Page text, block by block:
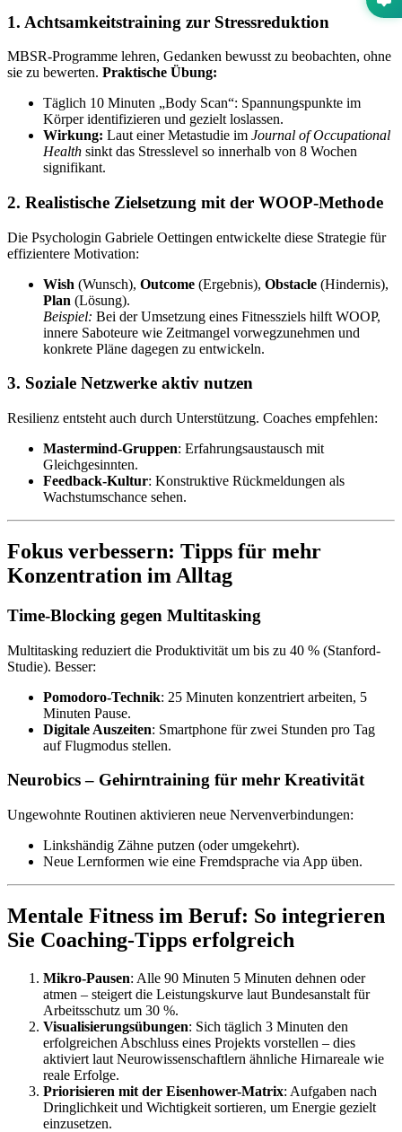
1. Achtsamkeitstraining zur Stressreduktion
MBSR-Programme lehren, Gedanken bewusst zu beobachten, ohne
sie zu bewerten. Praktische Übung:
Täglich 10 Minuten „Body Scan“: Spannungspunkte im
Körper identifizieren und gezielt loslassen.
Wirkung: Laut einer Metastudie im Journal of Occupational
Health sinkt das Stresslevel so innerhalb von 8 Wochen
signifikant.
2. Realistische Zielsetzung mit der WOOP-Methode
Die Psychologin Gabriele Oettingen entwickelte diese Strategie für
effizientere Motivation:
Wish (Wunsch), Outcome (Ergebnis), Obstacle (Hindernis),
Plan (Lösung).
Beispiel: Bei der Umsetzung eines Fitnessziels hilft WOOP,
innere Saboteure wie Zeitmangel vorwegzunehmen und
konkrete Pläne dagegen zu entwickeln.
3. Soziale Netzwerke aktiv nutzen
Resilienz entsteht auch durch Unterstützung. Coaches empfehlen:
Mastermind-Gruppen: Erfahrungsaustausch mit
Gleichgesinnten.
Feedback-Kultur: Konstruktive Rückmeldungen als
Wachstumschance sehen.
Fokus verbessern: Tipps für mehr
Konzentration im Alltag
Time-Blocking gegen Multitasking
Multitasking reduziert die Produktivität um bis zu 40 % (Stanford-
Studie). Besser:
Pomodoro-Technik: 25 Minuten konzentriert arbeiten, 5
Minuten Pause.
Digitale Auszeiten: Smartphone für zwei Stunden pro Tag
auf Flugmodus stellen.
Neurobics – Gehirntraining für mehr Kreativität
Ungewohnte Routinen aktivieren neue Nervenverbindungen:
Linkshändig Zähne putzen (oder umgekehrt).
Neue Lernformen wie eine Fremdsprache via App üben.
Mentale Fitness im Beruf: So integrieren
Sie Coaching-Tipps erfolgreich
Mikro-Pausen: Alle 90 Minuten 5 Minuten dehnen oder
atmen – steigert die Leistungskurve laut Bundesanstalt für
Arbeitsschutz um 30 %.
Visualisierungsübungen: Sich täglich 3 Minuten den
erfolgreichen Abschluss eines Projekts vorstellen – dies
aktiviert laut Neurowissenschaftlern ähnliche Hirnareale wie
reale Erfolge.
Priorisieren mit der Eisenhower-Matrix: Aufgaben nach
Dringlichkeit und Wichtigkeit sortieren, um Energie gezielt
einzusetzen.